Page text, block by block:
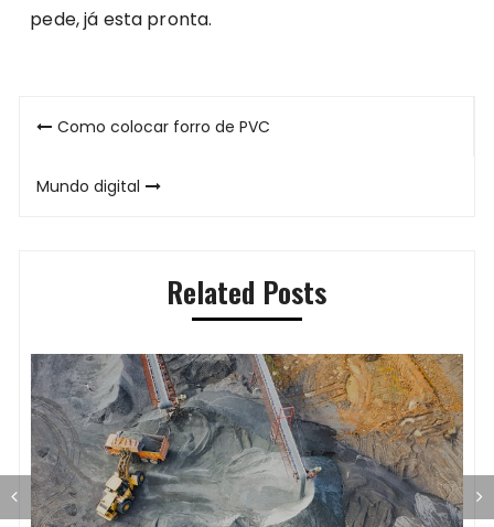
pede, já esta pronta.
Navegação
Post
Como colocar forro de PVC
Mundo digital
Related Posts